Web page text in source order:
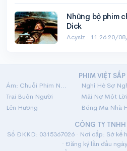
Những bộ phim
Dick
Acyslz · 11:26 20/
PHIM VIỆT SẮP
Ám: Chuỗi Phim Ngắn Linh Dị
Nghỉ Hè Sợ
Trại Buôn Người
Lên Hương
Bóng Ma Nhà
CÔNG TY
Số ĐKKD: 0315367026 · Nơi cấp: Sở kế
· Đăng ký lần đầu